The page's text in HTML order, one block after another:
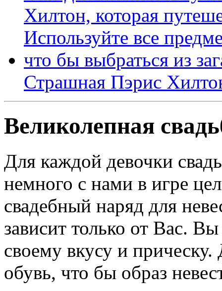
Страшная Пэрис
Великолепная
Для каждой девочки
немного с нами в игре
свадебный наряд для
зависит только от Вас.
своему вкусу и
обувь, что бы образ